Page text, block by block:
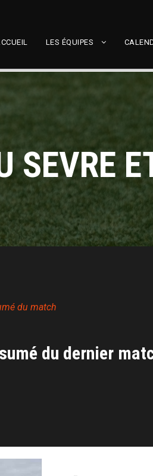
LES ÉQUIPES
SEVRE
du match
du dernier